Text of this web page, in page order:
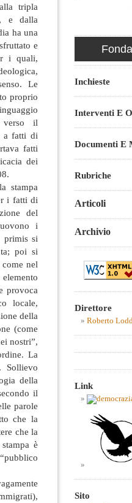
tripla
e dalla
ha una
e
i quali,
Le
proprio
verso il
a fatti di
fatti
dei
stampa
i fatti di
del
i
primis si
poi si
nel
provoca
locale,
della
(come
nostri”,
La
Sollievo
della
il
parole
che la
che la
è
Inchieste
Interventi E
Documenti E
Rubriche
Articoli
Archivio
Direttore
Roberto
Link
Sito